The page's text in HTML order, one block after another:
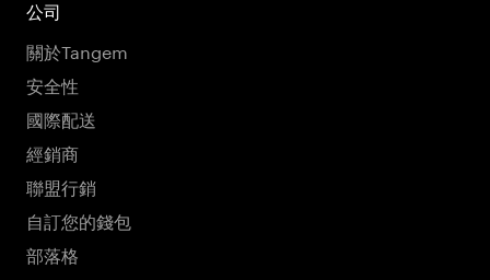
公司
關於Tangem
安全性
國際配送
經銷商
聯盟行銷
自訂您的錢包
部落格